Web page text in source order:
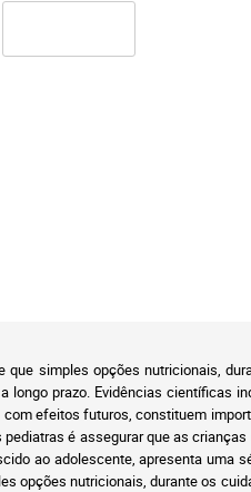
simples opções nutricionais,
prazo. Evidências científicas
efeitos futuros, constituem
é assegurar que as
ao adolescente, apresenta uma
opções nutricionais, durante os